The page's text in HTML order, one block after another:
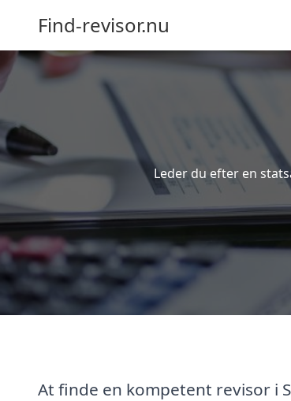
Find-revisor.nu
Leder du efter en
At finde en kompetent revisor i